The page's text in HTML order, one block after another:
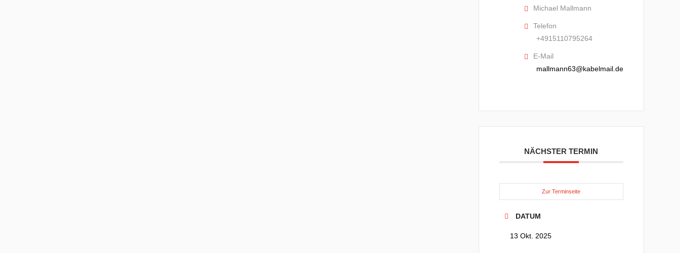
Michael Mallmann
Telefon
+4915110795264
E-Mail
mallmann63@kabelmail.de
NÄCHSTER TERMIN
Zur Terminseite
DATUM
13 Okt. 2025